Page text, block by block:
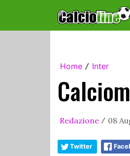
Home / Inter
Redazione / 08
Twitter